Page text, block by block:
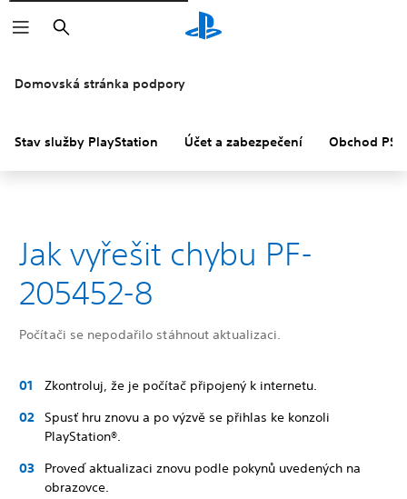
Vyhledat
Domovská stránka podpory
Stav služby PlayStation Účet a zabezpečení Obchod PS
Jak vyřešit chybu PF-
205452-8
Počítači se nepodařilo stáhnout aktualizaci.
Zkontroluj, že je počítač připojený k internetu.
Spusť hru znovu a po výzvě se přihlas ke konzoli
PlayStation®.
Proveď aktualizaci znovu podle pokynů uvedených na
obrazovce.